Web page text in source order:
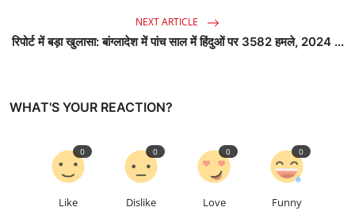
NEXT ARTICLE
रिपोर्ट में बड़ा खुलासा: बांग्लादेश में पांच साल में हिंदुओं पर 3582 हमले, 2024 ...
WHAT'S YOUR REACTION?
Like
0
Dislike
0
Love
0
Funny
0